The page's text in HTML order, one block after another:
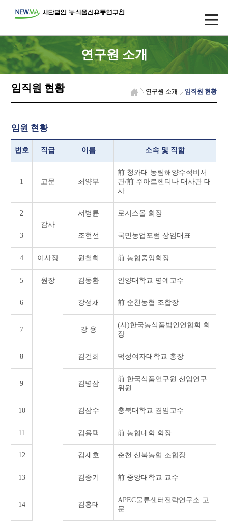
연구원 소개
임직원 현황 연구원 소개 임직원 현황
임원 현황
번호 직급 이름 소속 및 직함
1 고문 최양부
前 청와대 농림해양수석비서
관/前 주아르헨티나 대사관 대
사
2
감사
서병륜 로지스올 회장
3 조현선 국민농업포럼 상임대표
4 이사장 원철희 前 농협중앙회장
5 원장 김동환 안양대학교 명예교수
6 강성채 前 순천농협 조합장
7 강 용
(사)한국농식품법인연합회 회
장
8 김건희 덕성여자대학교 총장
9 김병삼
前 한국식품연구원 선임연구
위원
10 김삼수 충북대학교 겸임교수
11 김용택 前 농협대학 학장
12 김재호 춘천 신북농협 조합장
13 김종기 前 중앙대학교 교수
14 김홍태
APEC물류센터전략연구소 고
문